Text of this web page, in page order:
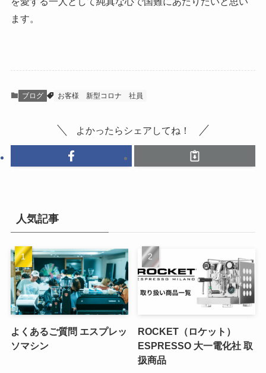
ます。
ブログ お客様 新型コロナ 社員
よかったらシェアしてね！
人気記事
よくあるご質問 エスプレッ
ソマシン
ROCKET（ロケット）
ESPRESSO 大一電化社 取
扱商品